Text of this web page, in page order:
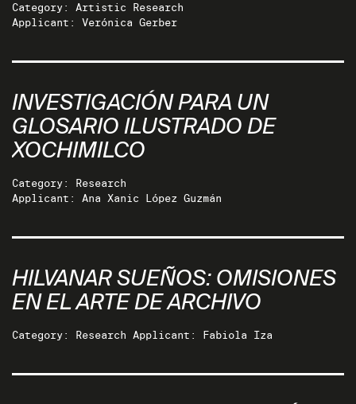
Category: Artistic Research
Applicant: Verónica Gerber
INVESTIGACIÓN PARA UN
GLOSARIO ILUSTRADO DE
XOCHIMILCO
Category: Research
Applicant: Ana Xanic López Guzmán
HILVANAR SUEÑOS: OMISIONES
EN EL ARTE DE ARCHIVO
Category: Research Applicant: Fabiola Iza